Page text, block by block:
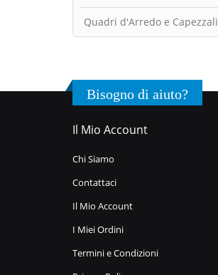
Quadri d'Arredo e Capezzali
Bisogno di aiuto?
Il Mio Account
Chi Siamo
Contattaci
Il Mio Account
I Miei Ordini
Termini e Condizioni